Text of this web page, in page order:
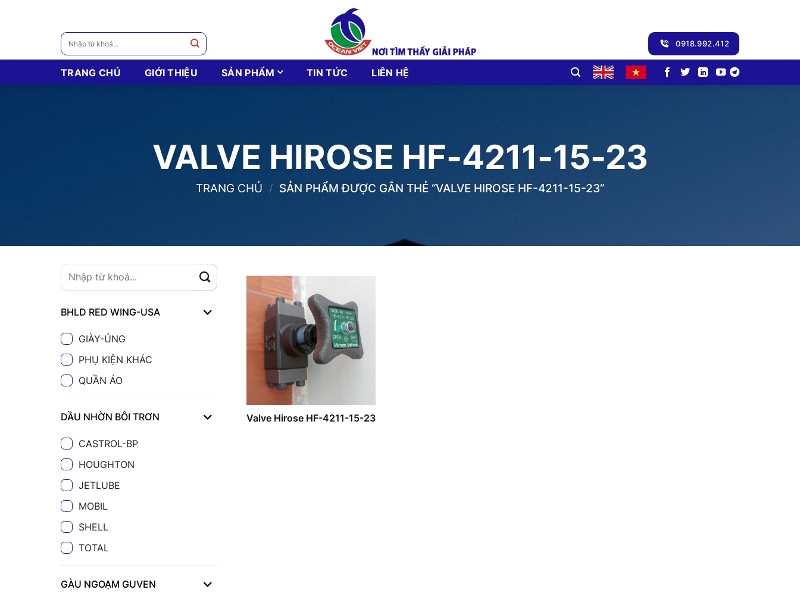
Tìm
kiếm:
0918.992.412
TRANG CHỦ GIỚI THIỆU SẢN PHẨM TIN TỨC LIÊN HỆ
VALVE HIROSE HF-4211-15-23
TRANG CHỦ / SẢN PHẨM ĐƯỢC GẮN THẺ “VALVE HIROSE HF-4211-15-23”
BHLD RED WING-USA
GIÀY-ỦNG
PHỤ KIỆN KHÁC
QUẦN ÁO
DẦU NHỜN BÔI TRƠN
CASTROL-BP
HOUGHTON
JETLUBE
MOBIL
SHELL
TOTAL
GÀU NGOẠM GUVEN
Valve Hirose HF-4211-15-23